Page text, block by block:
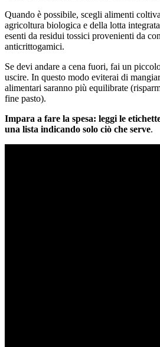
Quando è possibile, scegli alimenti
agricoltura biologica e della lotta
esenti da residui tossici provenienti da
anticrittogamici.
Se devi andare a cena fuori, fai un
uscire. In questo modo eviterai di
alimentari saranno più equilibrate
fine pasto).
Impara a fare la spesa: leggi le
una lista indicando solo ciò che serve.